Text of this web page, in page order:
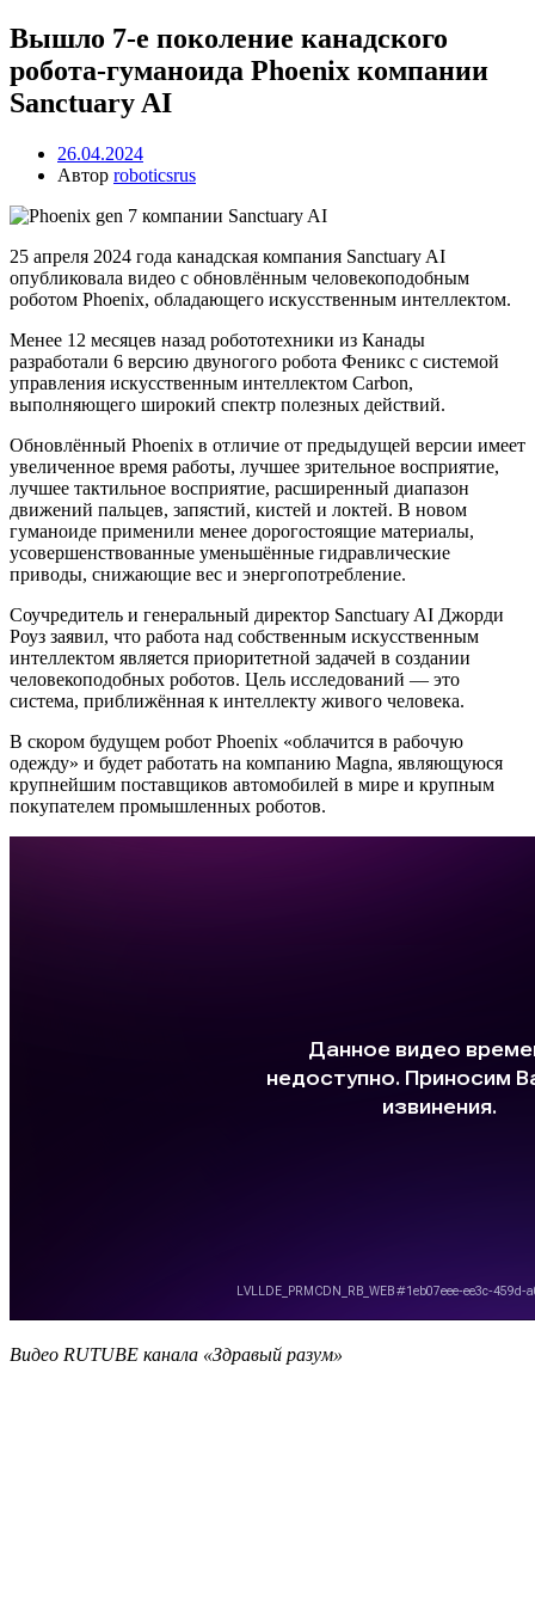
Вышло 7-е поколение канадского
робота-гуманоида Phoenix компании
Sanctuary AI
26.04.2024
Автор roboticsrus
25 апреля 2024 года канадская компания Sanctuary AI
опубликовала видео с обновлённым человекоподобным
роботом Phoenix, обладающего искусственным интеллектом.
Менее 12 месяцев назад робототехники из Канады
разработали 6 версию двуногого робота Феникс с системой
управления искусственным интеллектом Carbon,
выполняющего широкий спектр полезных действий.
Обновлённый Phoenix в отличие от предыдущей версии имеет
увеличенное время работы, лучшее зрительное восприятие,
лучшее тактильное восприятие, расширенный диапазон
движений пальцев, запястий, кистей и локтей. В новом
гуманоиде применили менее дорогостоящие материалы,
усовершенствованные уменьшённые гидравлические
приводы, снижающие вес и энергопотребление.
Соучредитель и генеральный директор Sanctuary AI Джорди
Роуз заявил, что работа над собственным искусственным
интеллектом является приоритетной задачей в создании
человекоподобных роботов. Цель исследований — это
система, приближённая к интеллекту живого человека.
В скором будущем робот Phoenix «облачится в рабочую
одежду» и будет работать на компанию Magna, являющуюся
крупнейшим поставщиков автомобилей в мире и крупным
покупателем промышленных роботов.
Видео RUTUBE канала «Здравый разум»